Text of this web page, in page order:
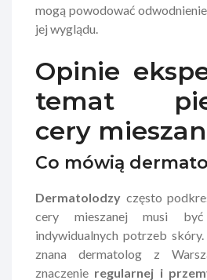
mogą powodować
jej wyglądu.
Opinie
temat
cery
Co mówią
Dermatolodzy często
cery mieszanej musi
indywidualnych potrzeb
znana dermatolog z
znaczenie regularnej i